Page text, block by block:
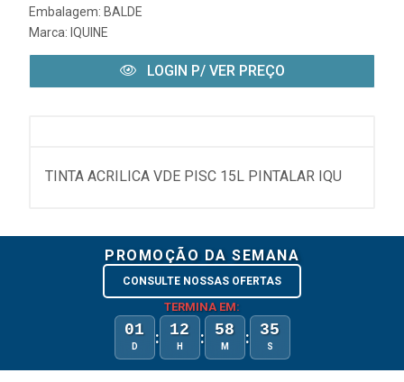
Embalagem: BALDE
Marca: IQUINE
LOGIN P/ VER PREÇO
TINTA ACRILICA VDE PISC 15L PINTALAR IQU
PROMOÇÃO DA SEMANA
CONSULTE NOSSAS OFERTAS
TERMINA EM:
01
D : 12
H : 58
M : 35
S